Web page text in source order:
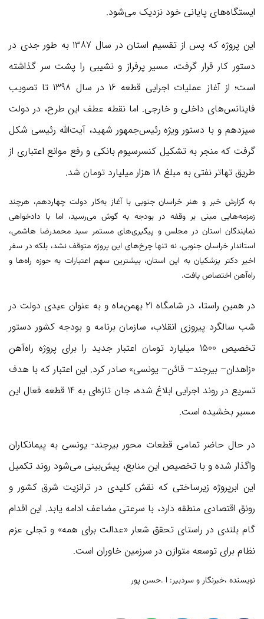
ایستگاه‌های پایانی خود نزدیک می‌شود.
این پروژه که پس از تقسیم استان در سال 1387 به طور جدی در
دستور کار قرار گرفت، مسیر پرفراز و نشیبی را پشت سر گذاشته
است؛ از آغاز عملیات اجرایی قطعه 16 در سال 1398 تا تصویب
فاینانس‌های داخلی و خارجی. اما نقطه عطف این طرح، در دولت
سیزدهم و با دستور ویژه رئیس‌جمهور شهید، آیت‌الله رئیسی شکل
گرفت که منجر به تشکیل کنسرسیوم بانکی و رفع موانع اعتباری از
طریق تهاتر نفتی به مبلغ 18 هزار میلیارد تومان شد.
به گزارش خبر و هنر خراسان جنوبی با آغاز به‌کار دولت چهاردهم، هرچند
زمزمه‌هایی مبنی بر وقفه در بودجه به گوش می‌رسید، اما با دادخواهی
نمایندگان استان در مجلس و پیگیری‌های مستمر سید محمدرضا هاشمی،
استاندار خراسان جنوبی، نه تنها چرخ‌های این پروژه متوقف نشد، بلکه در سفر
اخیر دکتر پزشکیان به این استان، بیشترین سهم اعتبارات به حوزه راه‌ها و
راه‌آهن اختصاص یافت.
در همین راستا، در شامگاه 21 بهمن‌ماه و به عنوان عیدی دولت در
شب سالگرد پیروزی انقلاب، سازمان برنامه و بودجه کشور دستور
تخصیص 1500 میلیارد تومان اعتبار جدید را برای پروژه راه‌آهن
«زاهدان– بیرجند– قائن– یونسی» صادر کرد. این اعتبار که با هدف
تسریع در روند اجرایی ابلاغ شده، جان تازه‌ای به 14 قطعه فعال این
مسیر بخشیده است.
در حال حاضر تمامی قطعات محور بیرجند- یونسی به پیمانکاران
واگذار شده و با تخصیص این منابع، پیش‌بینی می‌شود روند تکمیل
این ابرپروژه زیرساختی که نقش کلیدی در ترانزیت شرق کشور و
رونق اقتصادی منطقه دارد، با سرعتی مضاعف ادامه یابد. این اقدام
گام بلندی در راستای تحقق شعار «عدالت برای همه» و تجلی عزم
نظام برای توسعه متوازن در سرزمین خاوران است.
نویسنده ،خبرنگار و سردبیر: ا .حسن پور